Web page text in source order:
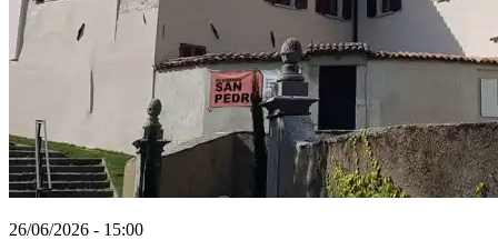
26/06/2026 - 15:00